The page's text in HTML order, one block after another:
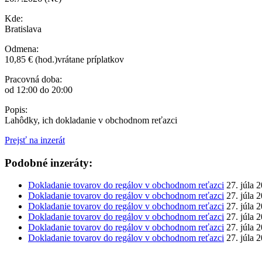
Kde:
Bratislava
Odmena:
10,85 € (hod.)vrátane príplatkov
Pracovná doba:
od 12:00 do 20:00
Popis:
Lahôdky, ich dokladanie v obchodnom reťazci
Prejsť na inzerát
Podobné inzeráty:
Dokladanie tovarov do regálov v obchodnom reťazci 27. júla
Dokladanie tovarov do regálov v obchodnom reťazci 27. júla
Dokladanie tovarov do regálov v obchodnom reťazci 27. júla
Dokladanie tovarov do regálov v obchodnom reťazci 27. júla
Dokladanie tovarov do regálov v obchodnom reťazci 27. júla
Dokladanie tovarov do regálov v obchodnom reťazci 27. júla